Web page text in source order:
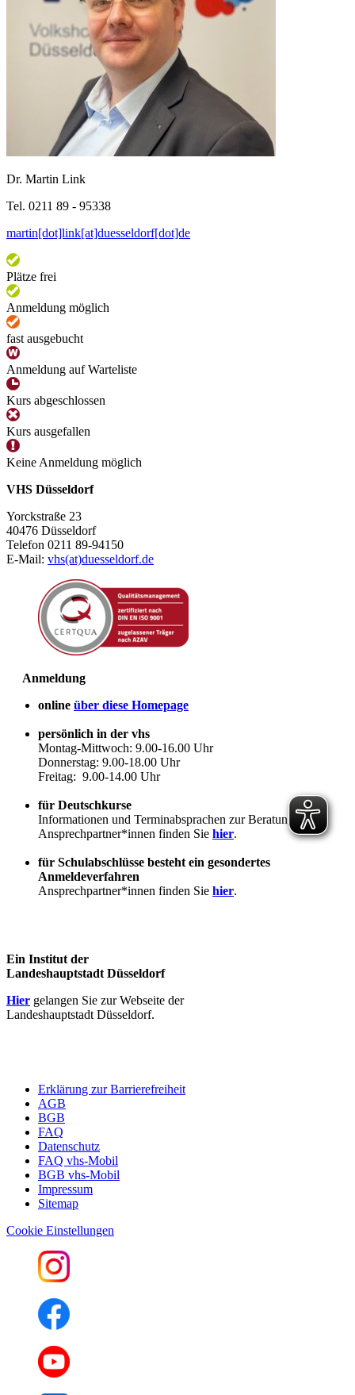
Dr. Martin Link
Tel. 0211 89 - 95338
martin[dot]link[at]duesseldorf[dot]de
Plätze frei
Anmeldung möglich
fast ausgebucht
Anmeldung auf Warteliste
Kurs abgeschlossen
Kurs ausgefallen
Keine Anmeldung möglich
VHS Düsseldorf
Yorckstraße 23
40476 Düsseldorf
Telefon 0211 89-94150
E-Mail: vhs(at)duesseldorf.de
Anmeldung
online über diese Homepage
persönlich in der vhs
Montag-Mittwoch: 9.00-16.00 Uhr
Donnerstag: 9.00-18.00 Uhr
Freitag: 9.00-14.00 Uhr
für Deutschkurse
Informationen und Terminabsprachen zur Beratung
Ansprechpartner*innen finden Sie hier.
für Schulabschlüsse besteht ein gesondertes
Anmeldeverfahren
Ansprechpartner*innen finden Sie hier.
Ein Institut der
Landeshauptstadt Düsseldorf
Hier gelangen Sie zur Webseite der
Landeshauptstadt Düsseldorf.
Erklärung zur Barrierefreiheit
AGB
BGB
FAQ
Datenschutz
FAQ vhs-Mobil
BGB vhs-Mobil
Impressum
Sitemap
Cookie Einstellungen